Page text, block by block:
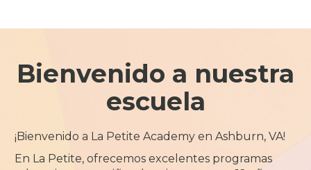
Bienvenido a nuestra
escuela
¡Bienvenido a La Petite Academy en Ashburn, VA!
En La Petite, ofrecemos excelentes programas